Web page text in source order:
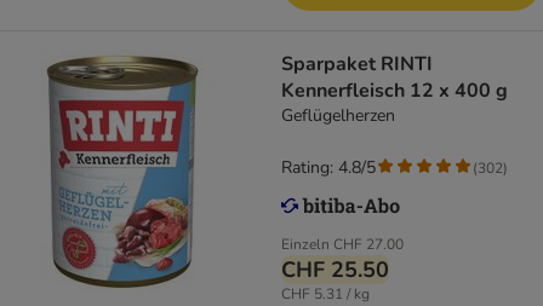
Sparpaket RINTI
Kennerfleisch 12 x 400 g
Geflügelherzen
Einzeln CHF 27.00
CHF 25.50
CHF 5.31 / kg
Rating: 4.8/5 (302)